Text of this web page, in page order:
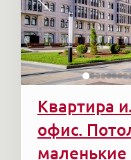
Квартира
офис.
маленькие